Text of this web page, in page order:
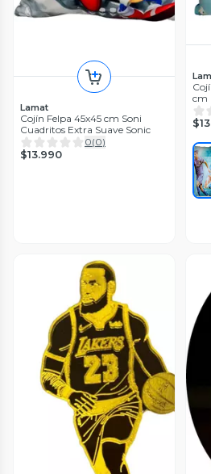
Lamat
Cojín Felpa 45x45 cm Soni
Cuadritos Extra Suave Sonic
0(0)
$13.990
cm